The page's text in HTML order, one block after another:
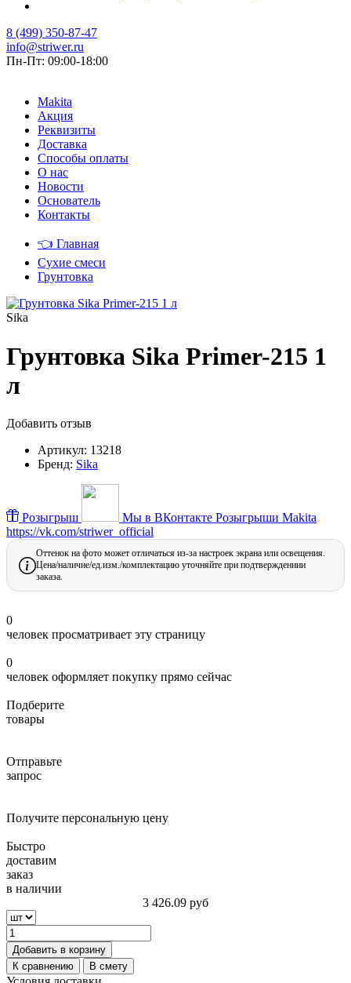
8 (499) 350-87-47
info@striwer.ru
Пн-Пт: 09:00-18:00
Makita
Акция
Реквизиты
Доставка
Способы оплаты
О нас
Новости
Основатель
Контакты
👈 Главная
Сухие смеси
Грунтовка
Sika
Грунтовка Sika Primer-215 1
л
Добавить отзыв
Артикул: 13218
Бренд: Sika
Розыгрыш Мы в ВКонтакте Розыгрыши Makita
https://vk.com/striwer_official
Оттенок на фото может отличаться из-за настроек экрана или освещения.
Цена/наличие/ед.изм./комплектацию уточняйте при подтверждениии
заказа.
0
человек просматривает эту страницу
0
человек оформляет покупку прямо сейчас
Подберите
товары
Отправьте
запрос
Получите персональную цену
Быстро
доставим
заказ
в наличии
3 426.09 руб
Добавить в корзину
К сравнению
В смету